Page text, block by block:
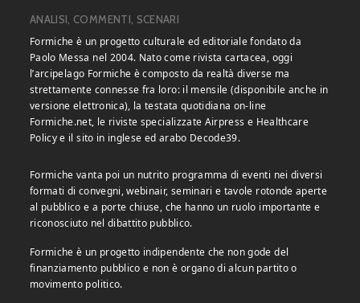
ANALISI, COMMENTI, SCENARI
Formiche è un progetto culturale ed editoriale fondato da
Paolo Messa nel 2004. Nato come rivista cartacea, oggi
l’arcipelago Formiche è composto da realtà diverse ma
strettamente connesse fra loro: il mensile (disponibile anche in
versione elettronica), la testata quotidiana on-line
Formiche.net, le riviste specializzate Airpress e Healthcare
Policy e il sito in inglese ed arabo Decode39.
Formiche vanta poi un nutrito programma di eventi nei diversi
formati di convegni, webinair, seminari e tavole rotonde aperte
al pubblico e a porte chiuse, che hanno un ruolo importante e
riconosciuto nel dibattito pubblico.
Formiche è un progetto indipendente che non gode del
finanziamento pubblico e non è organo di alcun partito o
movimento politico.